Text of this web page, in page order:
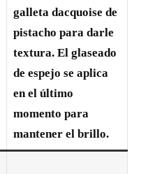
galleta dacquoise de
pistacho para darle
textura. El glaseado
de espejo se aplica
en el último
momento para
mantener el brillo.